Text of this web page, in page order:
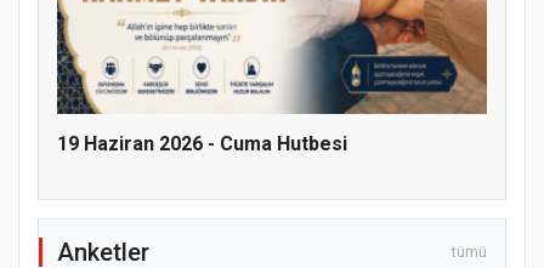
Hz. Peygamber ve Gençlik Konferansı
19 Haziran 2026 - Cuma Hutbesi
Anketler tümü